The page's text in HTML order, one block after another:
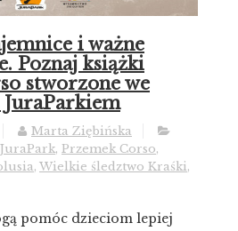
i ważne
Poznaj książki
stworzone we
JuraParkiem
Marta Ziębińska
JuraPark, Przemek Corso,
, Wielkie śledztwo Kraśki,
pomóc dzieciom lepiej